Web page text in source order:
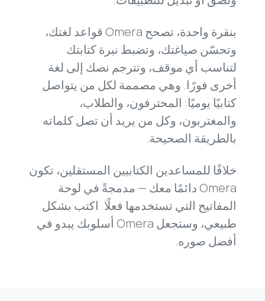
بنقرة واحدة، تصحح Omera قواعد لغتك،
وتحسّن صياغتك، وتضبط نبرة كتابتك
لتناسب أي موقف، وتترجم نصك إلى لغة
أخرى فورًا. وهي مصممة لكل من يتواصل
كتابيًا يوميًا: المحترفون، والطلاب،
والمغتربون، وكل من يريد أن تصل كلماته
بالطريقة الصحيحة.
خلافًا للمساعدين الكتابيين المستقلين، تكون
Omera دائمًا معك — مدمجةً في لوحة
المفاتيح التي تستخدمها فعلًا. اكتب بشكل
طبيعي، وستجعل Omera أسلوبك يبدو في
أفضل صوره.